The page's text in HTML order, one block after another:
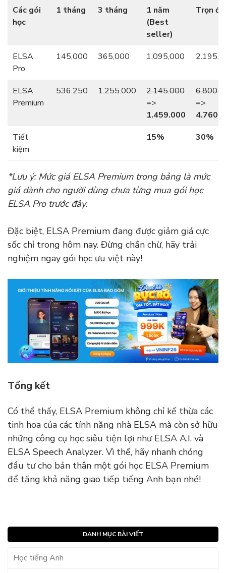
Các gói
học
1 tháng 3 tháng
1 năm
(Best
seller)
Trọn
ELSA
Pro
145,000 365,000 1,095,000
ELSA
Premium
536.250 1.255.000
2.145.000
=>
1.459.000
=>
Tiết
kiệm
15% 30%
*Lưu ý: Mức giá ELSA Premium trong bảng là mức
giá dành cho người dùng chưa từng mua gói học
ELSA Pro trước đây.
Đặc biệt, ELSA Premium đang được giảm giá cực
sốc chỉ trong hôm nay. Đừng chần chừ, hãy trải
nghiệm ngay gói học ưu việt này!
Tổng kết
Có thể thấy, ELSA Premium không chỉ kế thừa các
tinh hoa của các tính năng nhà ELSA mà còn sở hữu
những công cụ học siêu tiện lợi như ELSA A.I. và
ELSA Speech Analyzer. Vì thế, hãy nhanh chóng
đầu tư cho bản thân một gói học ELSA Premium
để tăng khả năng giao tiếp tiếng Anh bạn nhé!
DANH MỤC BÀI VIẾT
Học tiếng Anh